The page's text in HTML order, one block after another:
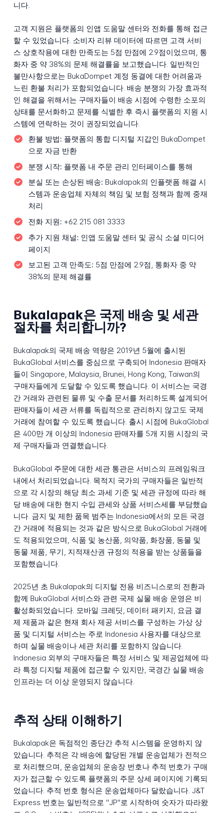
니다.
고객 지원은 플랫폼의 인앱 도움말 센터와 전화를 통해 접근
할 수 있었습니다. 소비자 리뷰 데이터에 따르면 고객 서비
스 상호작용에 대한 만족도는 5점 만점에 2.9점이었으며, 통
화자 중 약 38%의 문제 해결률을 보고했습니다. 일반적인
불만사항으로는 BukaDompet 계정 동결에 대한 어려움과
느린 환불 처리가 포함되었습니다. 배송 분쟁의 가장 효과적
인 해결을 위해서는 구매자들이 배송 시점에 수령한 소포의
상태를 문서화하고 문제를 식별한 후 즉시 플랫폼의 지원 시
스템에 연락하는 것이 권장되었습니다.
환불 방법: 플랫폼의 통합 디지털 지갑인 BukaDompet
으로 자금 반환
분쟁 시작: 플랫폼 내 주문 관리 인터페이스를 통해
분실 또는 손상된 배송: Bukalapak의 인플랫폼 해결 시
스템과 운송업체 자체의 책임 및 보험 정책과 함께 중재
처리
전화 지원: +62 215 081 3333
추가 지원 채널: 인앱 도움말 센터 및 공식 소셜 미디어
페이지
보고된 고객 만족도: 5점 만점에 2.9점, 통화자 중 약
38%의 문제 해결률
Bukalapak은 국제 배송 및 세관
절차를 처리합니까?
Bukalapak의 국제 배송 역량은 2019년 5월에 출시된
BukaGlobal 서비스를 중심으로 구축되어 Indonesia 판매자
들이 Singapore, Malaysia, Brunei, Hong Kong, Taiwan의
구매자들에게 도달할 수 있도록 했습니다. 이 서비스는 국경
간 거래와 관련된 물류 및 수출 문서를 처리하도록 설계되어
판매자들이 세관 서류를 독립적으로 관리하지 않고도 국제
거래에 참여할 수 있도록 했습니다. 출시 시점에 BukaGlobal
은 400만 개 이상의 Indonesia 판매자를 5개 지원 시장의 국
제 구매자들과 연결했습니다.
BukaGlobal 주문에 대한 세관 통관은 서비스의 프레임워크
내에서 처리되었습니다. 목적지 국가의 구매자들은 일반적
으로 각 시장의 해당 최소 과세 기준 및 세관 규정에 따라 해
당 배송에 대한 현지 수입 관세와 상품 서비스세를 부담했습
니다. 금지 및 제한 품목 범주는 Indonesia에서의 모든 국경
간 거래에 적용되는 것과 같은 방식으로 BukaGlobal 거래에
도 적용되었으며, 식품 및 농산품, 의약품, 화장품, 동물 및
동물 제품, 무기, 지적재산권 규정의 적용을 받는 상품들을
포함했습니다.
2025년 초 Bukalapak의 디지털 전용 비즈니스로의 전환과
함께 BukaGlobal 서비스와 관련 국제 실물 배송 운영은 비
활성화되었습니다. 모바일 크레딧, 데이터 패키지, 요금 결
제 제품과 같은 현재 회사 제공 서비스를 구성하는 가상 상
품 및 디지털 서비스는 주로 Indonesia 사용자를 대상으로
하며 실물 배송이나 세관 처리를 포함하지 않습니다.
Indonesia 외부의 구매자들은 특정 서비스 및 제공업체에 따
라 특정 디지털 제품에 접근할 수 있지만, 국경간 실물 배송
인프라는 더 이상 운영되지 않습니다.
추적 상태 이해하기
Bukalapak은 독점적인 종단간 추적 시스템을 운영하지 않
았습니다. 추적은 각 배송에 할당된 개별 운송업체가 전적으
로 처리했으며, 운송업체의 운송장 번호나 추적 번호가 구매
자가 접근할 수 있도록 플랫폼의 주문 상세 페이지에 기록되
었습니다. 추적 번호 형식은 운송업체마다 달랐습니다. J&T
Express 번호는 일반적으로 "JP"로 시작하여 숫자가 따라왔